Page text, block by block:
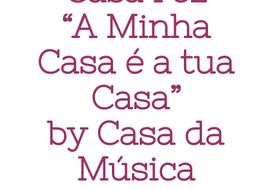
“A Minha
Casa é a tua
Casa”
by Casa da
Música